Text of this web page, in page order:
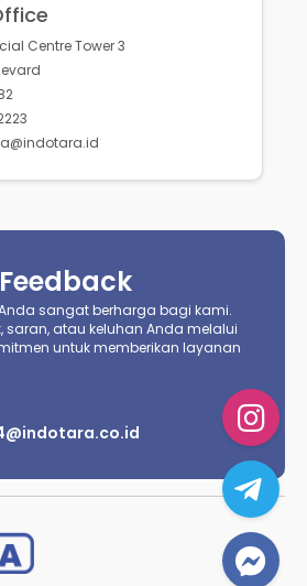
Centre Tower 3
sangat berharga bagi kami.
saran, atau keluhan Anda melalui
untuk memberikan layanan